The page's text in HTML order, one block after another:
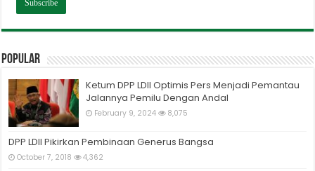
Popular
Ketum DPP LDII Optimis Pers Menjadi Pemantau
Jalannya Pemilu Dengan Andal
February 9, 2024 8,075
DPP LDII Pikirkan Pembinaan Generus Bangsa
October 7, 2018 4,362